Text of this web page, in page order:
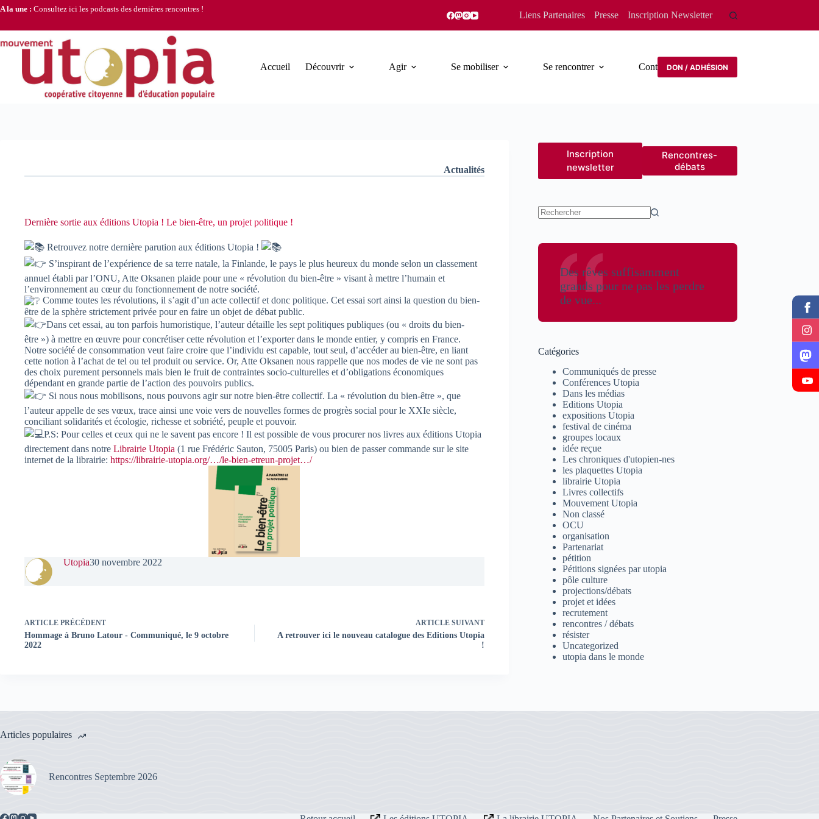
Passer
A la une : Consultez ici les podcasts des dernières rencontres !
Liens Partenaires Presse Inscription Newsletter
Accueil Découvrir Agir Se mobiliser Se rencontrer ContactDON / ADHÉSION
Actualités
Dernière sortie aux éditions Utopia ! Le bien-être, un projet politique !
Retrouvez notre dernière parution aux éditions Utopia !
S’inspirant de l’expérience de sa terre natale, la Finlande, le pays le plus heureux du monde selon un classement
annuel établi par l’ONU, Atte Oksanen plaide pour une « révolution du bien-être » visant à mettre l’humain et
l’environnement au cœur du fonctionnement de notre société.
Comme toutes les révolutions, il s’agit d’un acte collectif et donc politique. Cet essai sort ainsi la question du bien-
être de la sphère strictement privée pour en faire un objet de débat public.
Dans cet essai, au ton parfois humoristique, l’auteur détaille les sept politiques publiques (ou « droits du bien-
être ») à mettre en œuvre pour concrétiser cette révolution et l’exporter dans le monde entier, y compris en France.
Notre société de consommation veut faire croire que l’individu est capable, tout seul, d’accéder au bien-être, en liant
cette notion à l’achat de tel ou tel produit ou service. Or, Atte Oksanen nous rappelle que nos modes de vie ne sont pas
des choix purement personnels mais bien le fruit de contraintes socio-culturelles et d’obligations économiques
dépendant en grande partie de l’action des pouvoirs publics.
Si nous nous mobilisons, nous pouvons agir sur notre bien-être collectif. La « révolution du bien-être », que
l’auteur appelle de ses vœux, trace ainsi une voie vers de nouvelles formes de progrès social pour le XXIe siècle,
conciliant solidarités et écologie, richesse et sobriété, peuple et pouvoir.
P.S: Pour celles et ceux qui ne le savent pas encore ! Il est possible de vous procurer nos livres aux éditions Utopia
directement dans notre Librairie Utopia (1 rue Frédéric Sauton, 75005 Paris) ou bien de passer commande sur le site
internet de la librairie: https://librairie-utopia.org/…/le-bien-etreun-projet…/
Utopia30 novembre 2022
ARTICLE PRÉCÉDENT
Hommage à Bruno Latour - Communiqué, le 9 octobre
2022
ARTICLESUIVANT
A retrouver ici le nouveau catalogue des Editions Utopia
!
Inscription
newsletter
Rencontres-
débats
Des rêves suffisamment
grands pour ne pas les perdre
de vue...
Catégories
Communiqués de presse
Conférences Utopia
Dans les médias
Editions Utopia
expositions Utopia
festival de cinéma
groupes locaux
idée reçue
Les chroniques d'utopien-nes
les plaquettes Utopia
librairie Utopia
Livres collectifs
Mouvement Utopia
Non classé
OCU
organisation
Partenariat
pétition
Pétitions signées par utopia
pôle culture
projections/débats
projet et idées
recrutement
rencontres / débats
résister
Uncategorized
utopia dans le monde
Articles populaires
Rencontres Septembre 2026